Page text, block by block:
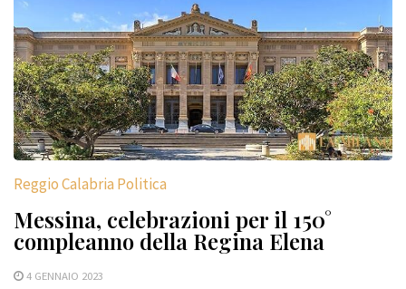
Reggio Calabria Politica
Messina, celebrazioni per il 150°
compleanno della Regina Elena
4 GENNAIO 2023